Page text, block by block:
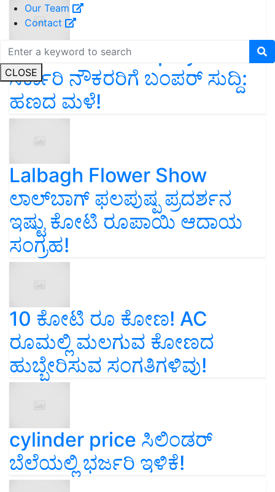
Our Team
Contact
CLOSE
Government Employees
ಸರ್ಕಾರಿ ನೌಕರರಿಗೆ ಬಂಪರ್‌ ಸುದ್ದಿ:
ಹಣದ ಮಳೆ!
Lalbagh Flower Show
ಲಾಲ್‌ಬಾಗ್ ಫಲಪುಷ್ಪ ಪ್ರದರ್ಶನ
ಇಷ್ಟು ಕೋಟಿ ರೂಪಾಯಿ ಆದಾಯ
ಸಂಗ್ರಹ!
10 ಕೋಟಿ ರೂ ಕೋಣ! AC
ರೂಮಲ್ಲಿ ಮಲಗುವ ಕೋಣದ
ಹುಬ್ಬೇರಿಸುವ ಸಂಗತಿಗಳಿವು!
cylinder price ಸಿಲಿಂಡರ್‌
ಬೆಲೆಯಲ್ಲಿ ಭರ್ಜರಿ ಇಳಿಕೆ!